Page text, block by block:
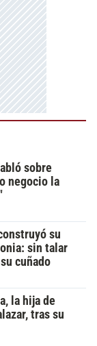
sobre
negocio la
su
sin talar
cuñado
la hija de
tras su